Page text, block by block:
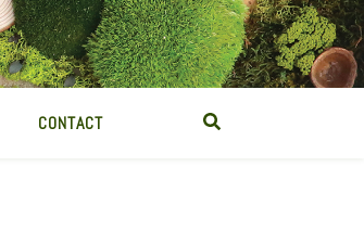
CONTACT